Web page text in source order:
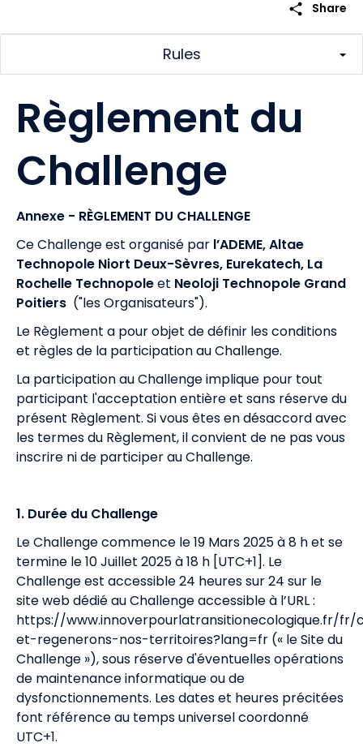
share Share
Rules
Règlement du
Challenge
Annexe - RÈGLEMENT DU CHALLENGE
Ce Challenge est organisé par l’ADEME, Altae
Technopole Niort Deux-Sèvres, Eurekatech, La
Rochelle Technopoleet Neoloji Technopole Grand
Poitiers ("les Organisateurs").
Le Règlement a pour objet de définir les conditions
et règles de la participation au Challenge.
La participation au Challenge implique pour tout
participant l'acceptation entière et sans réserve du
présent Règlement. Si vous êtes en désaccord avec
les termes du Règlement, il convient de ne pas vous
inscrire ni de participer au Challenge.
1. Durée du Challenge
Le Challenge commence le 19 Mars 2025 à 8 h et se
termine le 10 Juillet 2025 à 18 h [UTC+1]. Le
Challenge est accessible 24 heures sur 24 sur le
site web dédié au Challenge accessible à l’URL :
https://www.innoverpourlatransitionecologique.fr/fr/
et-regenerons-nos-territoires?lang=fr (« le Site du
Challenge »), sous réserve d'éventuelles opérations
de maintenance informatique ou de
dysfonctionnements. Les dates et heures précitées
font référence au temps universel coordonné
UTC+1.